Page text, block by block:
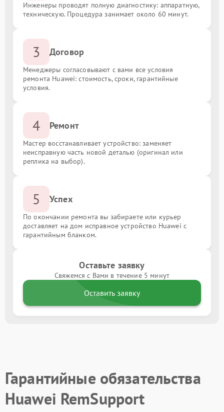
Инженеры проводят полную диагностику: аппаратную,
техническую. Процедура занимает около 60 минут.
3 Договор
Менеджеры согласовывают с вами все условия
ремонта Huawei: стоимость, сроки, гарантийные
условия.
4 Ремонт
Мастер восстанавливает устройство: заменяет
неисправную часть новой деталью (оригинал или
реплика на выбор).
5 Успех
По окончании ремонта вы забираете или курьер
доставляет на дом исправное устройство Huawei с
гарантийным бланком.
Оставьте заявку
Свяжемся с Вами в течение 5 минут
Оставить заявку
Гарантийные обязательства
Huawei RemSupport